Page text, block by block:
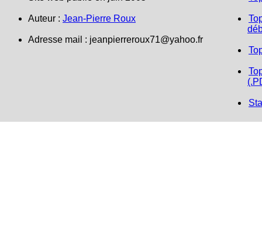
Auteur : Jean-Pierre Roux
Adresse mail : jeanpierreroux71@yahoo.fr